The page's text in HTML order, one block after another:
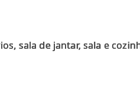
sala de jantar, sala e